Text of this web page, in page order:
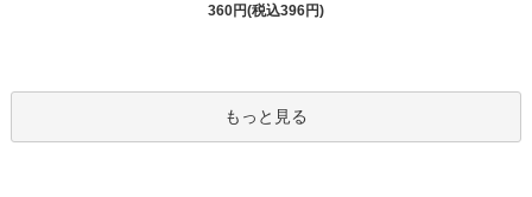
360円(税込396円)
もっと見る